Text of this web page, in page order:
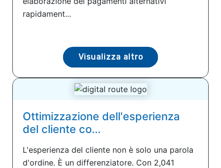
rapidament...
Visualizza altro
Ottimizzazione dell'esperienza
del cliente co...
L'esperienza del cliente non è solo una parola
d'ordine. È un differenziatore. Con 2,041